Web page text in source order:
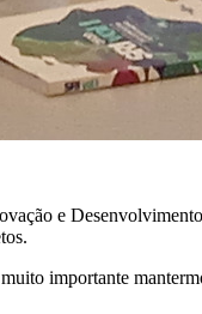
e
importante